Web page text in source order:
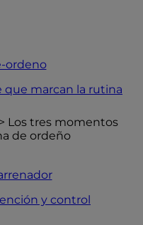
que marcan la rutina
Los tres momentos
de ordeño
y control